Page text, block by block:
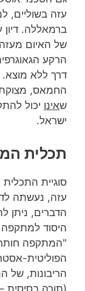
עזה בשוליים,
ברמאללה.
של האיום
הרקע
דרך ללא
החמאס,
שאינו יכול
ישראל.
תכלית
סוגיית
עזה, נעשתה
הדברים, ניתן
היסוד
"המתקפה
הפוליטית-
הריבונות,
(תורה בסיסית